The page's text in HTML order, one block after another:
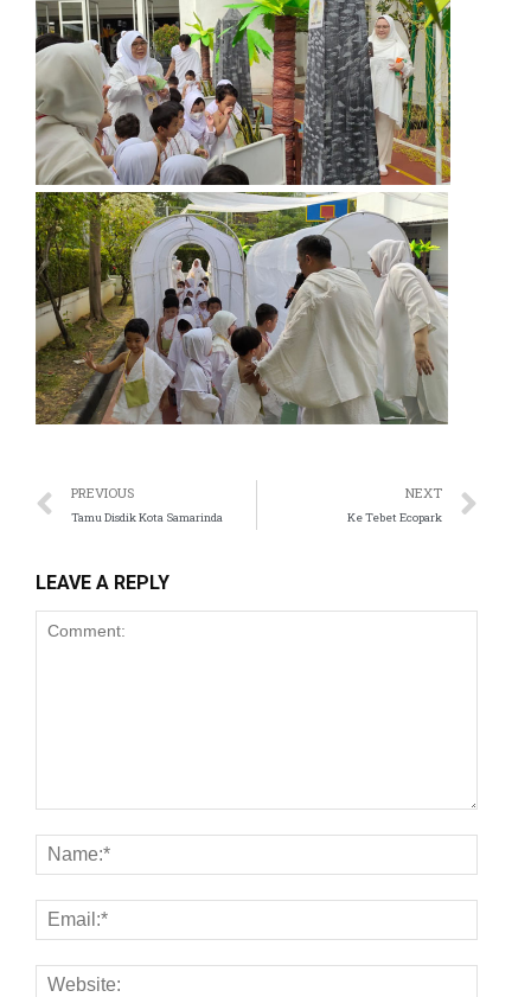
PREVIOUS
Tamu Disdik Kota Samarinda
NEXT
Ke Tebet Ecopark
LEAVE A REPLY